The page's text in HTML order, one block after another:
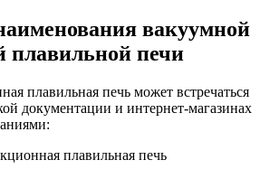
вакуумной
плавильной печи
плавильная печь может встречаться
документации и интернет-магазинах
плавильная печь